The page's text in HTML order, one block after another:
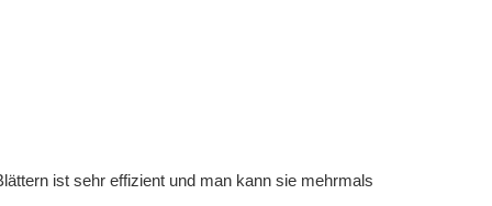
ist sehr effizient und man kann sie mehrmals